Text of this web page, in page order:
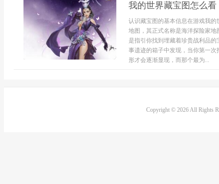
我的世界藏宝图怎么
认识藏宝图的基本信息在游戏我
地图，其正式名称是海洋探险家
是指引你找到埋藏着珍贵战利品
事遗迹的箱子中发现，当你第一
形才会逐渐显现，而那个最为...
Copyright © 2026 All Rights